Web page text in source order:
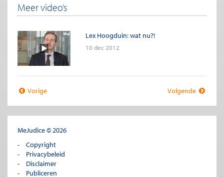
Meer video’s
Lex Hoogduin: wat nu?!
10 dec 2012
Vorige Volgende
MeJudice © 2026
Copyright
Privacybeleid
Disclaimer
Publiceren